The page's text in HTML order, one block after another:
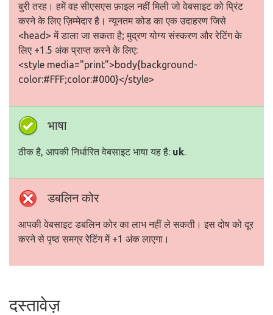
बुरी तरह। हमें वह सीएसएस फ़ाइल नहीं मिली जो वेबसाइट को प्रिंट
करने के लिए ज़िम्मेदार है। न्यूनतम कोड का एक उदाहरण जिसे
<head> में डाला जा सकता है; मुद्रण योग्य संस्करण और रेटिंग के
लिए +1.5 अंक प्राप्त करने के लिए:
<style media="print">body{background-
color:#FFF;color:#000}</style>
भाषा
ठीक है, आपकी निर्धारित वेबसाइट भाषा यह है: uk.
डबलिन कोर
आपकी वेबसाइट डबलिन कोर का लाभ नहीं ले सकती। इस दोष को दूर
करने से पृष्ठ समग्र रेटिंग में +1 अंक लाएगा।
दस्तावेज़